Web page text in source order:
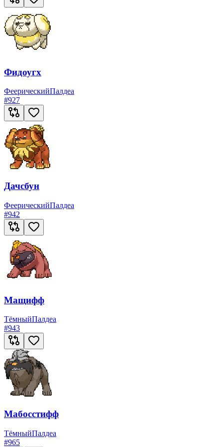
Фидоугх
ФеерическийПалдеа
#927
Дачсбун
ФеерическийПалдеа
#942
Мащифф
ТёмныйПалдеа
#943
Мабосстифф
ТёмныйПалдеа
#965